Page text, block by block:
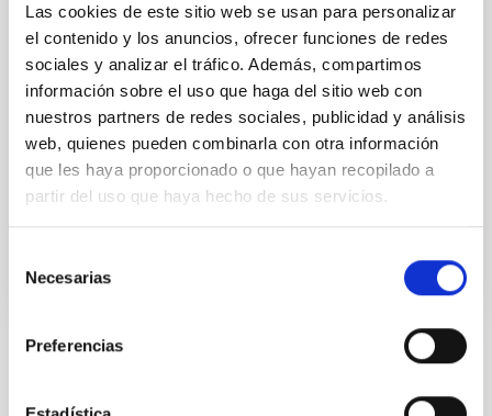
Las cookies de este sitio web se usan para personalizar
el contenido y los anuncios, ofrecer funciones de redes
sociales y analizar el tráfico. Además, compartimos
información sobre el uso que haga del sitio web con
nuestros partners de redes sociales, publicidad y análisis
web, quienes pueden combinarla con otra información
que les haya proporcionado o que hayan recopilado a
partir del uso que haya hecho de sus servicios.
Necesarias
Preferencias
MANTENIMIENTO GENERAL
OBSERVATORIOS (ORM-LA PALMA) - FIJO
LABORAL -PS-2026-031
Se convoca proceso selectivo para el ingreso, como
personal laboral fijo, de un puesto de trabajo con la
categoría profesional de Técnico/a Mantenimiento
General, acogido a Convenio y que tendrá